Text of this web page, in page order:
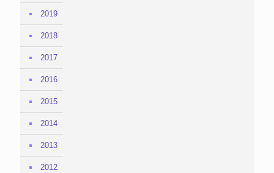
2019
2018
2017
2016
2015
2014
2013
2012